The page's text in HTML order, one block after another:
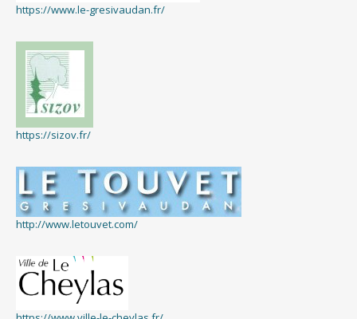
https://www.le-gresivaudan.fr/
https://sizov.fr/
http://www.letouvet.com/